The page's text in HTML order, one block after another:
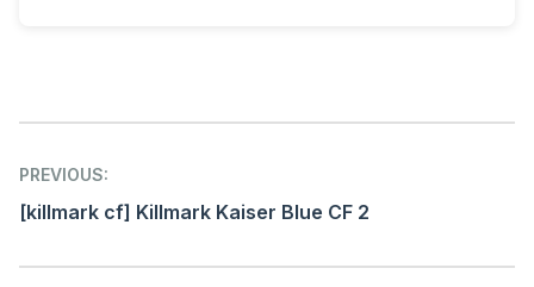
Post
navigation
PREVIOUS:
[killmark cf] Killmark Kaiser Blue CF 2